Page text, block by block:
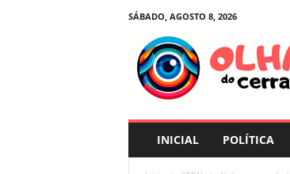
SÁBADO, AGOSTO 8, 2026
INICIAL POLÍTICA